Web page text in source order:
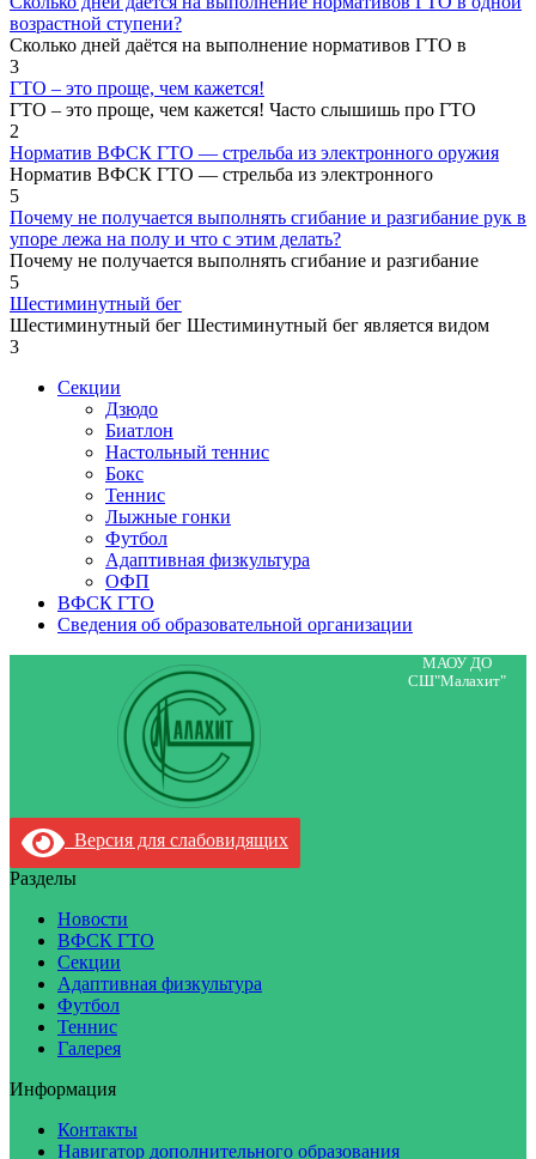
возрастной ступени?
Сколько дней даётся на выполнение нормативов ГТО в
3
ГТО – это проще, чем кажется!
ГТО – это проще, чем кажется! Часто слышишь про ГТО
2
Норматив ВФСК ГТО — стрельба из электронного оружия
Норматив ВФСК ГТО — стрельба из электронного
5
Почему не получается выполнять сгибание и разгибание рук в
упоре лежа на полу и что с этим делать?
Почему не получается выполнять сгибание и разгибание
5
Шестиминутный бег
Шестиминутный бег Шестиминутный бег является видом
3
Секции
Дзюдо
Биатлон
Настольный теннис
Бокс
Теннис
Лыжные гонки
Футбол
Адаптивная физкультура
ОФП
ВФСК ГТО
Сведения об образовательной организации
МАОУ ДО
СШ"Малахит"
Версия для слабовидящих
Разделы
Новости
ВФСК ГТО
Секции
Адаптивная физкультура
Футбол
Теннис
Галерея
Информация
Контакты
Навигатор дополнительного образования